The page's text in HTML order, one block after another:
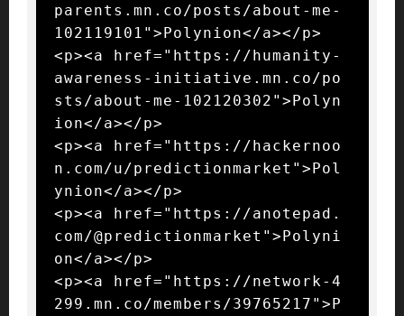
parents.mn.co/posts/about-me-
102119101">Polynion</a></p>
<p><a href="https://humanity-
awareness-initiative.mn.co/po
sts/about-me-102120302">Polyn
ion</a></p>
<p><a href="https://hackernoo
n.com/u/predictionmarket">Pol
ynion</a></p>
<p><a href="https://anotepad.
com/@predictionmarket">Polyni
on</a></p>
<p><a href="https://network-4
299.mn.co/members/39765217">P